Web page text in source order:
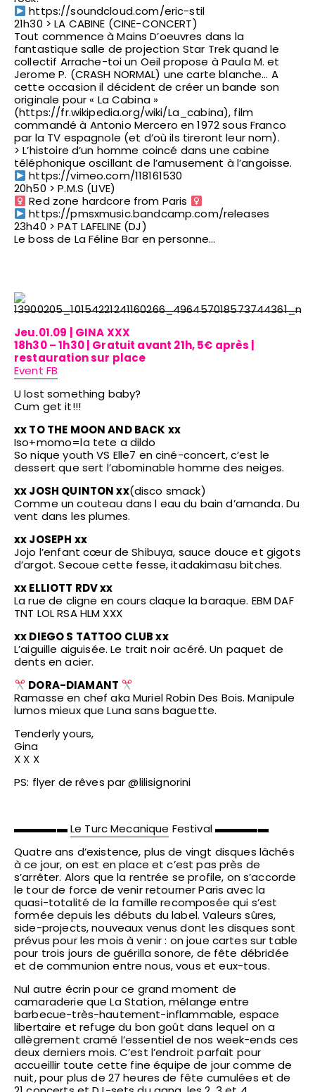
https://soundcloud.com/eric-stil
21h30 > LA CABINE (CINE-CONCERT)
Tout commence à Mains D’oeuvres dans la
fantastique salle de projection Star Trek quand le
collectif Arrache-toi un Oeil propose à Paula M. et
Jerome P. (CRASH NORMAL) une carte blanche… A
cette occasion il décident de créer un bande son
originale pour « La Cabina »
(https://fr.wikipedia.org/wiki/La_cabina), film
commandé à Antonio Mercero en 1972 sous Franco
par la TV espagnole (et d’où ils tireront leur nom).
> L’histoire d’un homme coincé dans une cabine
téléphonique oscillant de l’amusement à l’angoisse.
https://vimeo.com/118161530
20h50 > P.M.S (LIVE)
Red zone hardcore from Paris
https://pmsxmusic.bandcamp.com/releases
23h40 > PAT LAFELINE (DJ)
Le boss de La Féline Bar en personne…
Jeu.01.09 | GINA XXX
18h30 – 1h30 | Gratuit avant 21h, 5€ après |
restauration sur place
Event FB
U lost something baby?
Cum get it!!!
xx TO THE MOON AND BACK xx
Iso+momo=la tete a dildo
So nique youth VS Elle7 en ciné-concert, c’est le
dessert que sert l’abominable homme des neiges.
xx JOSH QUINTON xx(disco smack)
Comme un couteau dans l eau du bain d’amanda. Du
vent dans les plumes.
xx JOSEPH xx
Jojo l’enfant cœur de Shibuya, sauce douce et gigots
d’argot. Secoue cette fesse, itadakimasu bitches.
xx ELLIOTT RDV xx
La rue de cligne en cours claque la baraque. EBM DAF
TNT LOL RSA HLM XXX
xx DIEGO S TATTOO CLUB xx
L’aiguille aiguisée. Le trait noir acéré. Un paquet de
dents en acier.
DORA-DIAMANT
Ramasse en chef aka Muriel Robin Des Bois. Manipule
lumos mieux que Luna sans baguette.
Tenderly yours,
Gina
X X X
PS: flyer de rêves par @lilisignorini
▬▬▬▬▬Le Turc Mecanique Festival ▬▬▬▬▬
Quatre ans d’existence, plus de vingt disques lâchés
à ce jour, on est en place et c’est pas près de
s’arrêter. Alors que la rentrée se profile, on s’accorde
le tour de force de venir retourner Paris avec la
quasi-totalité de la famille recomposée qui s’est
formée depuis les débuts du label. Valeurs sûres,
side-projects, nouveaux venus dont les disques sont
prévus pour les mois à venir : on joue cartes sur table
pour trois jours de guérilla sonore, de fête débridée
et de communion entre nous, vous et eux-tous.
Nul autre écrin pour ce grand moment de
camaraderie que La Station, mélange entre
barbecue-très-hautement-inflammable, espace
libertaire et refuge du bon goût dans lequel on a
allègrement cramé l’essentiel de nos week-ends ces
deux derniers mois. C’est l’endroit parfait pour
accueillir toute cette fine équipe de jour comme de
nuit, pour plus de 27 heures de fête cumulées et de